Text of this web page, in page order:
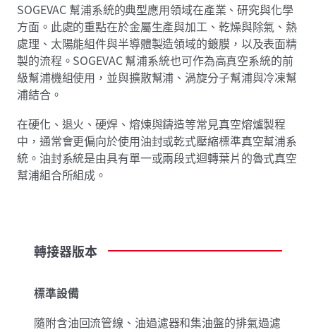
SOGEVAC 幫浦系統的典型應用領域在產業、研究與化學
方面。此處的重點在於金屬生產與加工、乾燥與除氣、熱
處理、太陽能組件與半導體製造領域的鍍膜，以及表面精
製的流程。SOGEVAC 幫浦系統也可作為高真空系統的前
級幫浦機組使用，並與擴散幫浦、渦旋分子幫浦與冷凍幫
浦結合。
在硬化、退火、硬焊、熔煉與鑄造等常見真空熔爐製程
中，通常會更偏向於使用油封或乾式壓縮標準真空幫浦系
統。油封系統是由具有單一或兩段式迴轉葉片的魯式真空
幫浦組合所組成。
轉接器版本
標準設備
隨附含油回流管線、油過濾器和集油盤的排氣過濾